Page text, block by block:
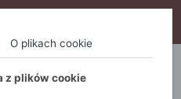
ZA 3SZT (KOD: S15)
O plikach cookie
z plików cookie